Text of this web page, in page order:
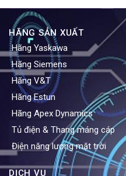
HÃNG SẢN XUẤT
Hãng Yaskawa
Hãng Siemens
Hãng V&T
Hãng Estun
Hãng Apex Dynamics
Tủ điện & Thang máng cáp
Điện năng lượng mặt trời
DỊCH VỤ